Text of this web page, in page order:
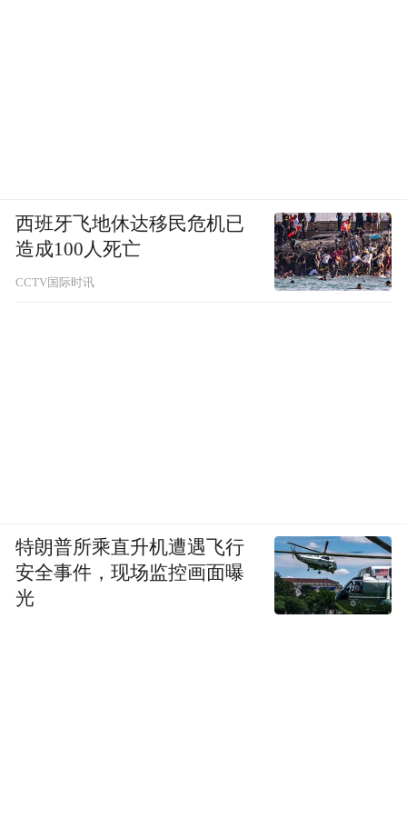
西班牙飞地休达移民危机已
造成100人死亡
CCTV国际时讯
特朗普所乘直升机遭遇飞行
安全事件，现场监控画面曝
光